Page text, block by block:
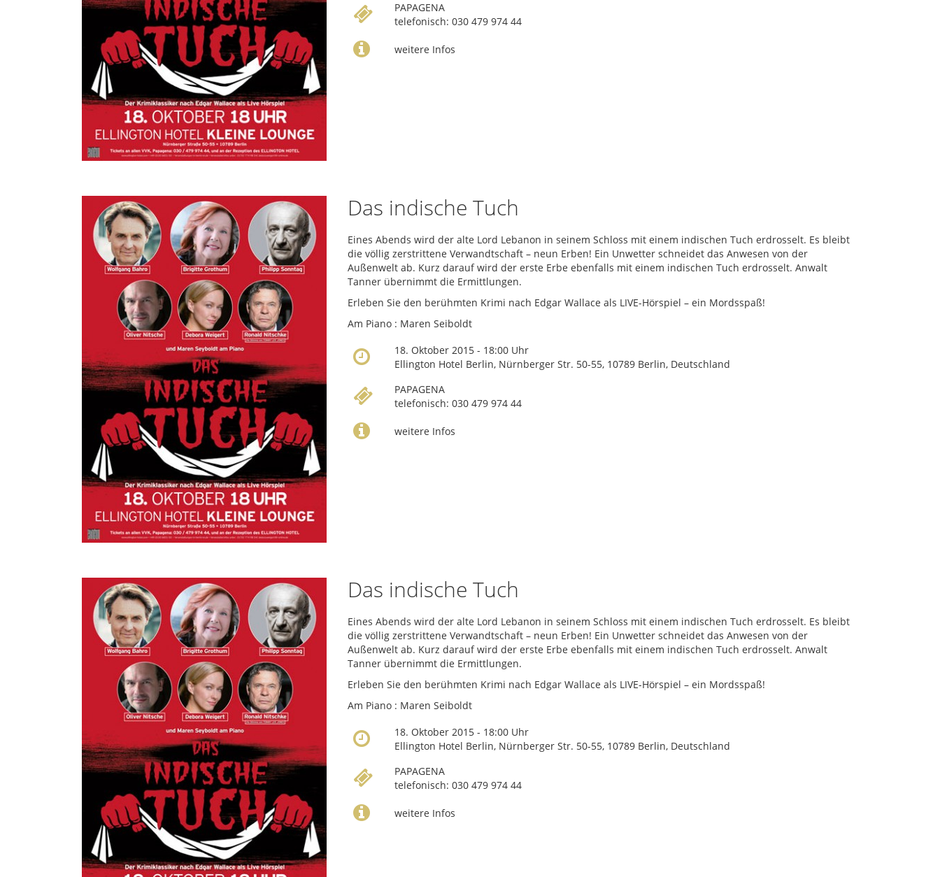
PAPAGENA
telefonisch: 030 479 974 44
weitere Infos
Das indische Tuch
Eines Abends wird der alte Lord Lebanon in seinem Schloss mit einem indischen Tuch erdrosselt. Es bleibt
die völlig zerstrittene Verwandtschaft – neun Erben! Ein Unwetter schneidet das Anwesen von der
Außenwelt ab. Kurz darauf wird der erste Erbe ebenfalls mit einem indischen Tuch erdrosselt. Anwalt
Tanner übernimmt die Ermittlungen.
Erleben Sie den berühmten Krimi nach Edgar Wallace als LIVE-Hörspiel – ein Mordsspaß!
Am Piano : Maren Seiboldt
18. Oktober 2015 - 18:00 Uhr
Ellington Hotel Berlin, Nürnberger Str. 50-55, 10789 Berlin, Deutschland
PAPAGENA
telefonisch: 030 479 974 44
weitere Infos
Das indische Tuch
Eines Abends wird der alte Lord Lebanon in seinem Schloss mit einem indischen Tuch erdrosselt. Es bleibt
die völlig zerstrittene Verwandtschaft – neun Erben! Ein Unwetter schneidet das Anwesen von der
Außenwelt ab. Kurz darauf wird der erste Erbe ebenfalls mit einem indischen Tuch erdrosselt. Anwalt
Tanner übernimmt die Ermittlungen.
Erleben Sie den berühmten Krimi nach Edgar Wallace als LIVE-Hörspiel – ein Mordsspaß!
Am Piano : Maren Seiboldt
18. Oktober 2015 - 18:00 Uhr
Ellington Hotel Berlin, Nürnberger Str. 50-55, 10789 Berlin, Deutschland
PAPAGENA
telefonisch: 030 479 974 44
weitere Infos